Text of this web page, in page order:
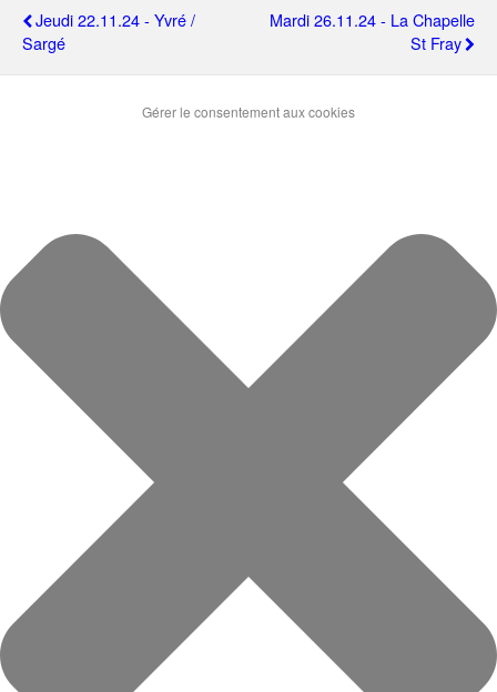
Jeudi 22.11.24 - Yvré /
Sargé
Mardi 26.11.24 - La Chapelle
St Fray
Gérer le consentement aux cookies